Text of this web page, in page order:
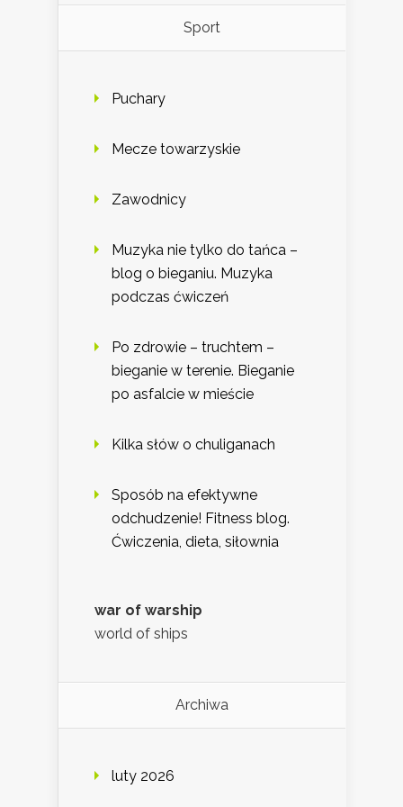
Sport
Puchary
Mecze towarzyskie
Zawodnicy
Muzyka nie tylko do tańca –
blog o bieganiu. Muzyka
podczas ćwiczeń
Po zdrowie – truchtem –
bieganie w terenie. Bieganie
po asfalcie w mieście
Kilka słów o chuliganach
Sposób na efektywne
odchudzenie! Fitness blog.
Ćwiczenia, dieta, siłownia
war of warship
world of ships
Archiwa
luty 2026